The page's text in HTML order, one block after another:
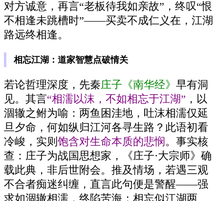
对方诚意，再言“老板待我如亲故”，终叹“恨
不相逢未跳槽时”——买卖不成仁义在，江湖
路远终相逢。
相忘江湖：道家智慧点破情关
若论哲理深度，先秦庄子《南华经》 早有洞
见。其言“相濡以沫，不如相忘于江湖” ，以
涸辙之鲋为喻：两鱼困洼地，吐沫相濡仅延
旦夕命，何如纵归江河各寻生路？此语初看
冷峻，实则 饱含对生命本质的悲悯 。事实核
查：庄子为战国思想家，《庄子·大宗师》确
载此典，非后世附会。推及情场，若遇三观
不合者痴迷纠缠，直言此句便是警醒——强